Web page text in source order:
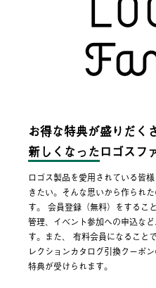
お得な特典が盛りだく
新しくなった ロゴスフ
ロゴス製品を愛用されている皆
きたい。そんな思いから作られ
す。 会員登録（無料）をするこ
管理、イベント参加への申込な
す。また、 有料会員になること
レクションカタログ引換クーポ
特典が受けられます。